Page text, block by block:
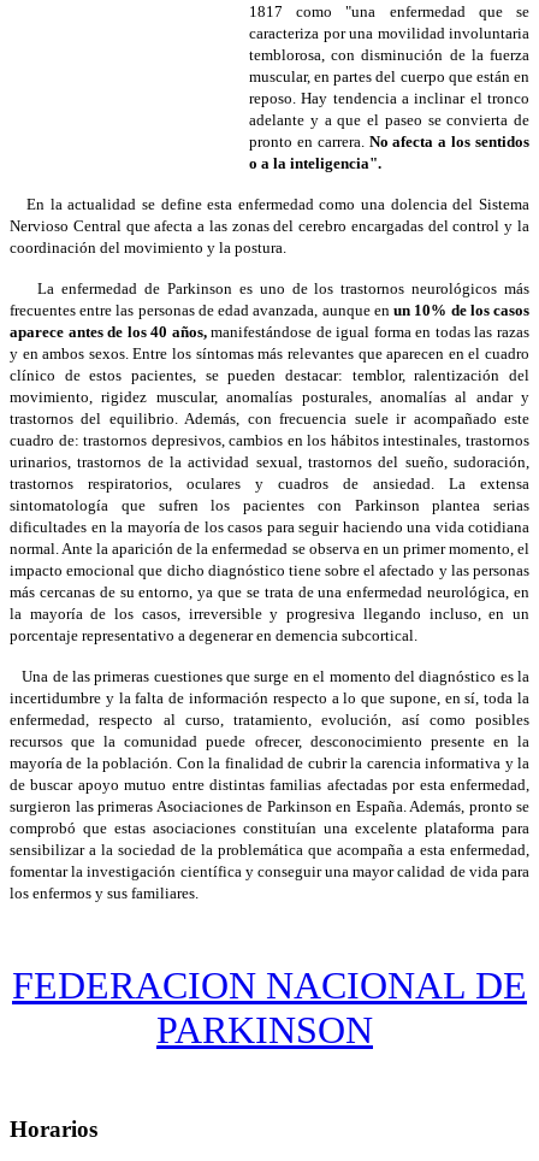
1817 como "una enfermedad que se
caracteriza por una movilidad involuntaria
temblorosa, con disminución de la fuerza
muscular, en partes del cuerpo que están en
reposo. Hay tendencia a inclinar el tronco
adelante y a que el paseo se convierta de
pronto en carrera. No afecta a los sentidos
o a la inteligencia".
En la actualidad se define esta enfermedad como una dolencia del Sistema
Nervioso Central que afecta a las zonas del cerebro encargadas del control y la
coordinación del movimiento y la postura.
La enfermedad de Parkinson es uno de los trastornos neurológicos más
frecuentes entre las personas de edad avanzada, aunque enun 10% de los casos
aparece antes de los 40 años,manifestándose de igual forma en todas las razas
y en ambos sexos. Entre los síntomas más relevantes que aparecen en el cuadro
clínico de estos pacientes, se pueden destacar: temblor, ralentización del
movimiento, rigidez muscular, anomalías posturales, anomalías al andar y
trastornos del equilibrio. Además, con frecuencia suele ir acompañado este
cuadro de: trastornos depresivos, cambios en los hábitos intestinales, trastornos
urinarios, trastornos de la actividad sexual, trastornos del sueño, sudoración,
trastornos respiratorios, oculares y cuadros de ansiedad. La extensa
sintomatología que sufren los pacientes con Parkinson plantea serias
dificultades en la mayoría de los casos para seguir haciendo una vida cotidiana
normal. Ante la aparición de la enfermedad se observa en un primer momento, el
impacto emocional que dicho diagnóstico tiene sobre el afectado y las personas
más cercanas de su entorno, ya que se trata de una enfermedad neurológica, en
la mayoría de los casos, irreversible y progresiva llegando incluso, en un
porcentaje representativo a degenerar en demencia subcortical.
Una de las primeras cuestiones que surge en el momento del diagnóstico es la
incertidumbre y la falta de información respecto a lo que supone, en sí, toda la
enfermedad, respecto al curso, tratamiento, evolución, así como posibles
recursos que la comunidad puede ofrecer, desconocimiento presente en la
mayoría de la población. Con la finalidad de cubrir la carencia informativa y la
de buscar apoyo mutuo entre distintas familias afectadas por esta enfermedad,
surgieron las primeras Asociaciones de Parkinson en España. Además, pronto se
comprobó que estas asociaciones constituían una excelente plataforma para
sensibilizar a la sociedad de la problemática que acompaña a esta enfermedad,
fomentar la investigación científica y conseguir una mayor calidad de vida para
los enfermos y sus familiares.
FEDERACION NACIONAL DE
PARKINSON
Horarios